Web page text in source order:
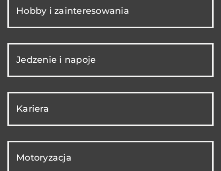
Hobby i zainteresowania
Jedzenie i napoje
Kariera
Motoryzacja